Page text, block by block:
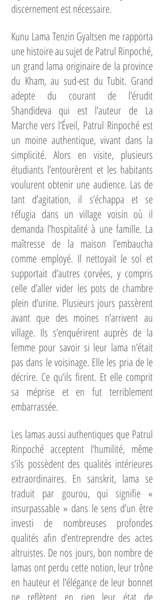
discernement est nécessaire.
Kunu Lama Tenzin Gyaltsen me rapporta
une histoire au sujet de Patrul Rinpoché,
un grand lama originaire de la province
du Kham, au sud-est du Tubit. Grand
adepte du courant de l’érudit
Shandideva qui est l’auteur de La
Marche vers l’Éveil, Patrul Rinpoché est
un moine authentique, vivant dans la
simplicité. Alors en visite, plusieurs
étudiants l’entourèrent et les habitants
voulurent obtenir une audience. Las de
tant d’agitation, il s’échappa et se
réfugia dans un village voisin où il
demanda l’hospitalité à une famille. La
maîtresse de la maison l’embaucha
comme employé. Il nettoyait le sol et
supportait d’autres corvées, y compris
celle d’aller vider les pots de chambre
plein d’urine. Plusieurs jours passèrent
avant que des moines n’arrivent au
village. Ils s’enquérirent auprès de la
femme pour savoir si leur lama n’était
pas dans le voisinage. Elle les pria de le
décrire. Ce qu’ils firent. Et elle comprit
sa méprise et en fut terriblement
embarrassée.
Les lamas aussi authentiques que Patrul
Rinpoché acceptent l’humilité, même
s’ils possèdent des qualités intérieures
extraordinaires. En sanskrit, lama se
traduit par gourou, qui signifie «
insurpassable » dans le sens d’un être
investi de nombreuses profondes
qualités afin d’entreprendre des actes
altruistes. De nos jours, bon nombre de
lamas ont perdu cette notion, leur trône
en hauteur et l’élégance de leur bonnet
ne reflètent en rien leur état de